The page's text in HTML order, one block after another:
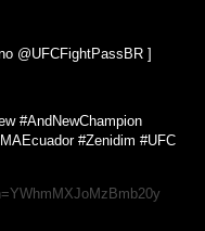
@UFCFightPassBR ]
#AndNewChampion
#Zenidim #UFC